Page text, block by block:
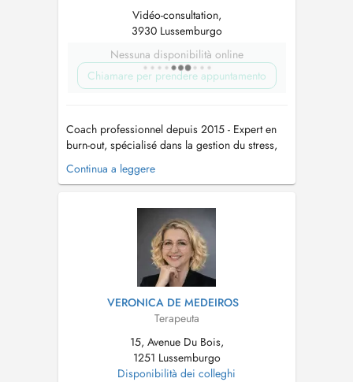
Vidéo-consultation,
3930 Lussemburgo
Nessuna disponibilità online
Chiamare per prendere appuntamento
Coach professionnel depuis 2015 - Expert en
burn-out, spécialisé dans la gestion du stress,
Préparateur mental (notamment pour les
sportifs de haut niveau), Conférencier et coach
situation de stress intense, de burn-out, de
fatigue chronique ou de pert...
Continua a leggere
VERONICA DE MEDEIROS
Terapeuta
15, Avenue Du Bois,
1251 Lussemburgo
Disponibilità dei colleghi